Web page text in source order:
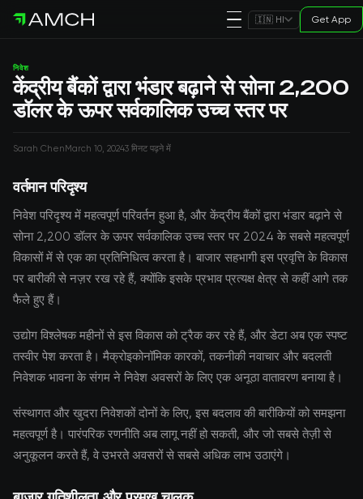
🇮🇳 HI Get App
निवेश
केंद्रीय बैंकों द्वारा भंडार बढ़ाने से सोना 2,200
डॉलर के ऊपर सर्वकालिक उच्च स्तर पर
Sarah ChenMarch 10, 20243 मिनट पढ़ने में
वर्तमान परिदृश्य
निवेश परिदृश्य में महत्वपूर्ण परिवर्तन हुआ है, और केंद्रीय बैंकों द्वारा भंडार बढ़ाने से
सोना 2,200 डॉलर के ऊपर सर्वकालिक उच्च स्तर पर 2024 के सबसे महत्वपूर्ण
विकासों में से एक का प्रतिनिधित्व करता है। बाजार सहभागी इस प्रवृत्ति के विकास
पर बारीकी से नज़र रख रहे हैं, क्योंकि इसके प्रभाव प्रत्यक्ष क्षेत्र से कहीं आगे तक
फैले हुए हैं।
उद्योग विश्लेषक महीनों से इस विकास को ट्रैक कर रहे हैं, और डेटा अब एक स्पष्ट
तस्वीर पेश करता है। मैक्रोइकोनॉमिक कारकों, तकनीकी नवाचार और बदलती
निवेशक भावना के संगम ने निवेश अवसरों के लिए एक अनूठा वातावरण बनाया है।
संस्थागत और खुदरा निवेशकों दोनों के लिए, इस बदलाव की बारीकियों को समझना
महत्वपूर्ण है। पारंपरिक रणनीति अब लागू नहीं हो सकती, और जो सबसे तेज़ी से
अनुकूलन करते हैं, वे उभरते अवसरों से सबसे अधिक लाभ उठाएंगे।